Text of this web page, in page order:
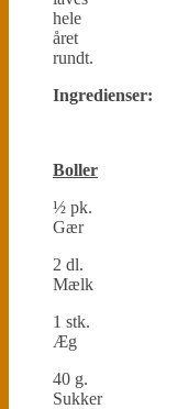
hele
året
rundt.
Ingredienser:
Boller
½ pk.
Gær
2 dl.
Mælk
1 stk.
Æg
40 g.
Sukker